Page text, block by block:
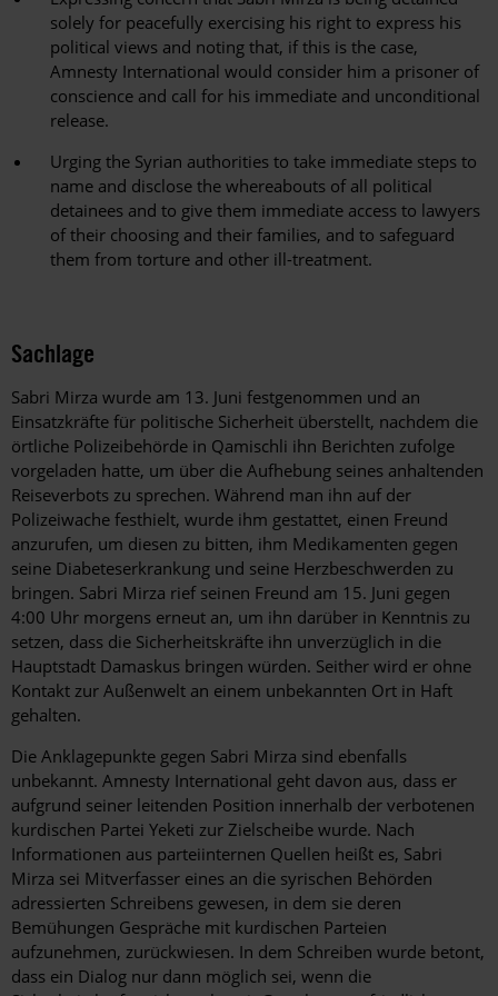
solely for peacefully exercising his right to express his
political views and noting that, if this is the case,
Amnesty International would consider him a prisoner of
conscience and call for his immediate and unconditional
release.
Urging the Syrian authorities to take immediate steps to
name and disclose the whereabouts of all political
detainees and to give them immediate access to lawyers
of their choosing and their families, and to safeguard
them from torture and other ill-treatment.
Sachlage
Sabri Mirza wurde am 13. Juni festgenommen und an
Einsatzkräfte für politische Sicherheit überstellt, nachdem die
örtliche Polizeibehörde in Qamischli ihn Berichten zufolge
vorgeladen hatte, um über die Aufhebung seines anhaltenden
Reiseverbots zu sprechen. Während man ihn auf der
Polizeiwache festhielt, wurde ihm gestattet, einen Freund
anzurufen, um diesen zu bitten, ihm Medikamenten gegen
seine Diabeteserkrankung und seine Herzbeschwerden zu
bringen. Sabri Mirza rief seinen Freund am 15. Juni gegen
4:00 Uhr morgens erneut an, um ihn darüber in Kenntnis zu
setzen, dass die Sicherheitskräfte ihn unverzüglich in die
Hauptstadt Damaskus bringen würden. Seither wird er ohne
Kontakt zur Außenwelt an einem unbekannten Ort in Haft
gehalten.
Die Anklagepunkte gegen Sabri Mirza sind ebenfalls
unbekannt. Amnesty International geht davon aus, dass er
aufgrund seiner leitenden Position innerhalb der verbotenen
kurdischen Partei Yeketi zur Zielscheibe wurde. Nach
Informationen aus parteiinternen Quellen heißt es, Sabri
Mirza sei Mitverfasser eines an die syrischen Behörden
adressierten Schreibens gewesen, in dem sie deren
Bemühungen Gespräche mit kurdischen Parteien
aufzunehmen, zurückwiesen. In dem Schreiben wurde betont,
dass ein Dialog nur dann möglich sei, wenn die